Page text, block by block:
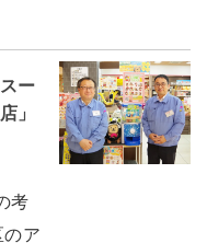
ー
」
考
ア